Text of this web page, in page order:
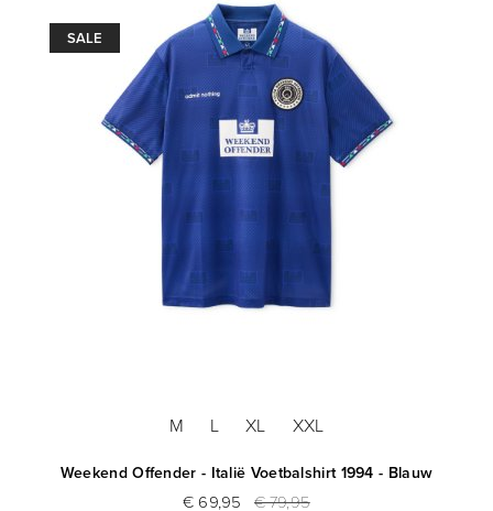
SALE
M L XL XXL
Weekend Offender - Italië Voetbalshirt 1994 - Blauw
€ 69,95 € 79,95